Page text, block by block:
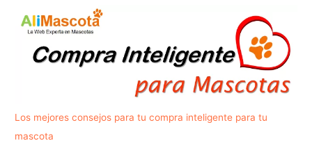
Los mejores consejos para tu compra inteligente para tu
mascota